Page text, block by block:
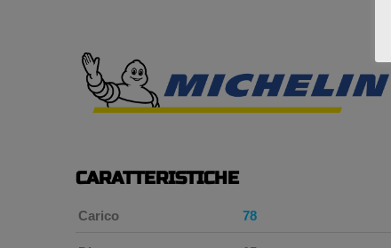
CARATTERISTICHE
Carico 78